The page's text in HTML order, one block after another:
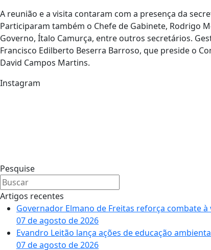
A reunião e a visita contaram com a presença da
Participaram também o Chefe de Gabinete, Rodrigo
Governo, Ítalo Camurça, entre outros secretários.
Francisco Edilberto Beserra Barroso, que preside o
David Campos Martins.
Instagram
Pesquise
Artigos recentes
Governador Elmano de Freitas reforça combate
07 de agosto de 2026
Evandro Leitão lança ações de educação
07 de agosto de 2026